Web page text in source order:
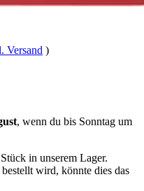
Versand )
, wenn du bis Sonntag um
in unserem Lager.
wird, könnte dies das